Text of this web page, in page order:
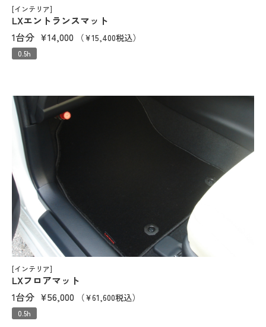
[インテリア]
LXエントランスマット
1台分 ¥14,000 （¥15,400税込）
0.5h
[インテリア]
LXフロアマット
1台分 ¥56,000 （¥61,600税込）
0.5h